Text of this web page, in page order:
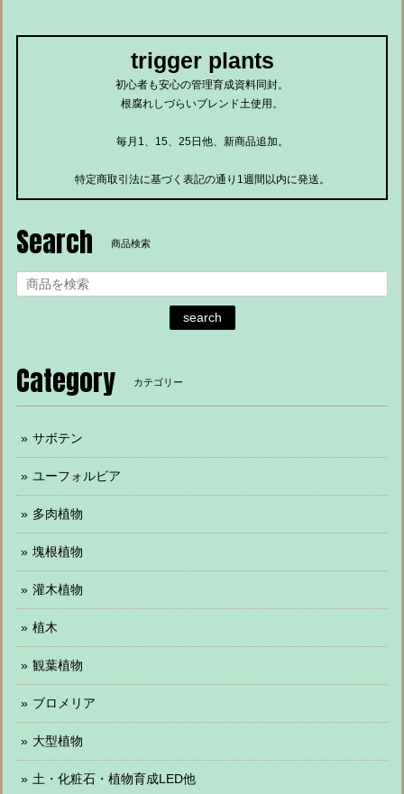
trigger plants
初心者も安心の管理育成資料同封。
根腐れしづらいブレンド土使用。
毎月1、15、25日他、新商品追加。
特定商取引法に基づく表記の通り1週間以内に発送。
Search 商品検索
search
Category カテゴリー
サボテン
ユーフォルビア
多肉植物
塊根植物
灌木植物
植木
観葉植物
ブロメリア
大型植物
土・化粧石・植物育成LED他